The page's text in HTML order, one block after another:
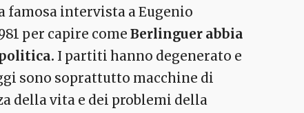
famosa intervista a Eugenio
per capire come Berlinguer abbia
I partiti hanno degenerato e
sono soprattutto macchine di
della vita e dei problemi della